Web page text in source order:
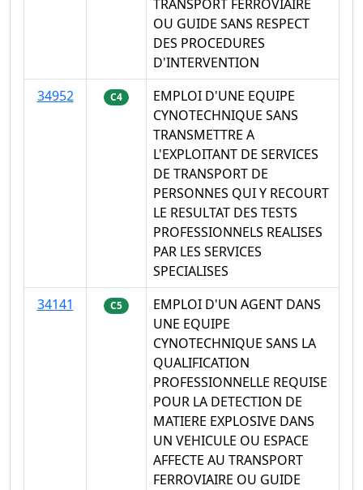
TRANSPORT FERROVIAIRE
OU GUIDE SANS RESPECT
DES PROCEDURES
D'INTERVENTION
34952
C4
EMPLOI D'UNE EQUIPE
CYNOTECHNIQUE SANS
TRANSMETTRE A
L'EXPLOITANT DE SERVICES
DE TRANSPORT DE
PERSONNES QUI Y RECOURT
LE RESULTAT DES TESTS
PROFESSIONNELS REALISES
PAR LES SERVICES
SPECIALISES
34141
C5
EMPLOI D'UN AGENT DANS
UNE EQUIPE
CYNOTECHNIQUE SANS LA
QUALIFICATION
PROFESSIONNELLE REQUISE
POUR LA DETECTION DE
MATIERE EXPLOSIVE DANS
UN VEHICULE OU ESPACE
AFFECTE AU TRANSPORT
FERROVIAIRE OU GUIDE